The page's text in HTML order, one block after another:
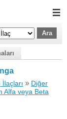
İlaçları » Diğer
Alfa veya Beta